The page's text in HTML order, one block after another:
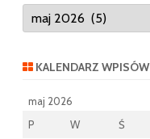
Archiwum
wpisów
KALENDARZ WPISÓW
maj 2026
P
W Ś